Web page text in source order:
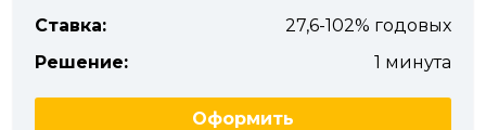
Ставка:
27,6-102% годовых
Решение:
1 минута
Оформить